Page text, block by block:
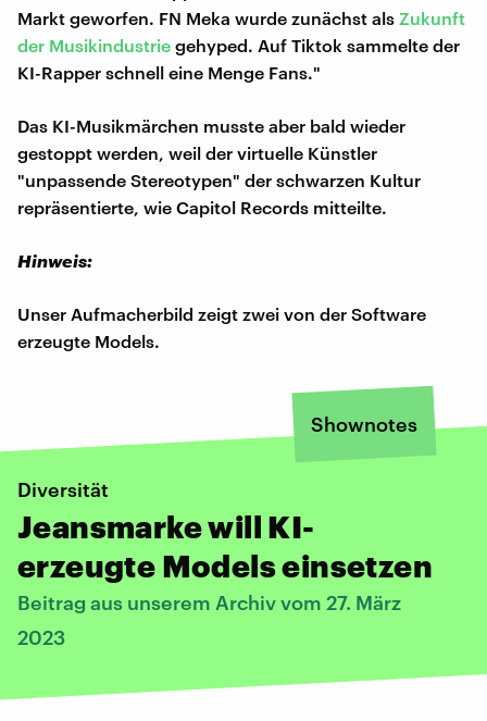
Markt geworfen. FN Meka wurde zunächst als Zukunft
der Musikindustrie gehyped. Auf Tiktok sammelte der
KI-Rapper schnell eine Menge Fans."
Das KI-Musikmärchen musste aber bald wieder
gestoppt werden, weil der virtuelle Künstler
"unpassende Stereotypen" der schwarzen Kultur
repräsentierte, wie Capitol Records mitteilte.
Hinweis:
Unser Aufmacherbild zeigt zwei von der Software
erzeugte Models.
Shownotes
Diversität
Jeansmarke will KI-
erzeugte Models einsetzen
Beitrag aus unserem Archiv vom 27. März
2023